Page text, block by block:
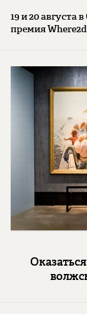
19 и 20 августа
премия